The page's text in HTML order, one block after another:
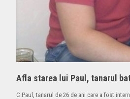
Afla starea lui Paul, tanarul
C.Paul, tanarul de 26 de ani care a fost